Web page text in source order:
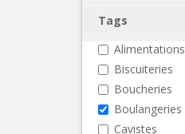
Tags
Alimentations
Biscuiteries
Boucheries
Boulangeries
Cavistes